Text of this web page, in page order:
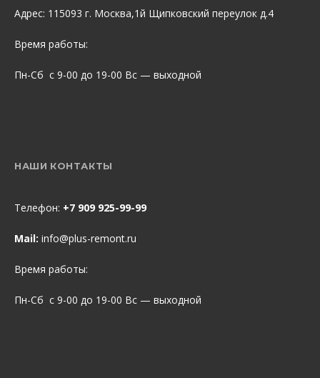
Адрес: 115093 г. Москва,1й Щипковский переулок д.4
Время работы:
Пн-Сб с 9-00 до 19-00 Вс — выходной
НАШИ КОНТАКТЫ
Телефон: +7 909 925-99-99
Mail: info@plus-remont.ru
Время работы:
Пн-Сб с 9-00 до 19-00 Вс — выходной